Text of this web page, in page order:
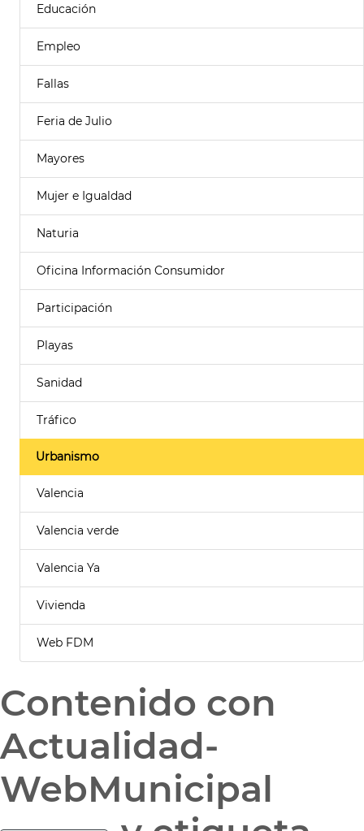
Educación
Empleo
Fallas
Feria de Julio
Mayores
Mujer e Igualdad
Naturia
Oficina Información Consumidor
Participación
Playas
Sanidad
Tráfico
Urbanismo
Valencia
Valencia verde
Valencia Ya
Vivienda
Web FDM
Contenido con
Actualidad-
WebMunicipal